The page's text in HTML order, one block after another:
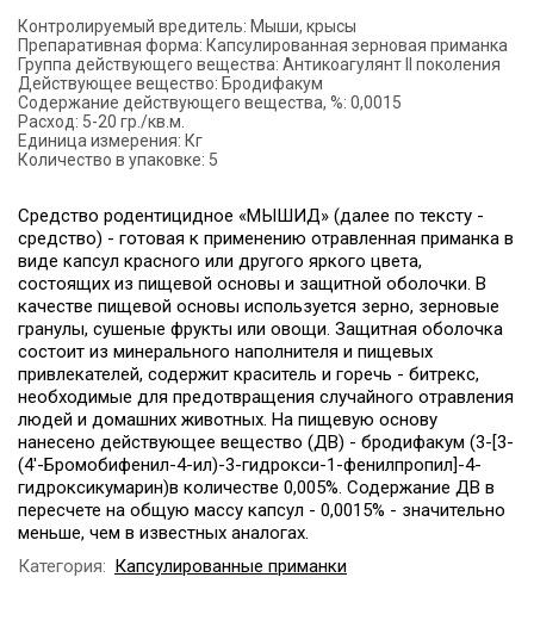
Контролируемый вредитель: Мыши, крысы
Препаративная форма: Капсулированная зерновая приманка
Группа действующего вещества: Антикоагулянт II поколения
Действующее вещество: Бродифакум
Содержание действующего вещества, %: 0,0015
Расход: 5-20 гр./кв.м.
Единица измерения: Кг
Количество в упаковке: 5
Средство родентицидное «МЫШИД» (далее по тексту -
средство) - готовая к применению отравленная приманка в
виде капсул красного или другого яркого цвета,
состоящих из пищевой основы и защитной оболочки. В
качестве пищевой основы используется зерно, зерновые
гранулы, сушеные фрукты или овощи. Защитная оболочка
состоит из минерального наполнителя и пищевых
привлекателей, содержит краситель и горечь - битрекс,
необходимые для предотвращения случайного отравления
людей и домашних животных. На пищевую основу
нанесено действующее вещество (ДВ) - бродифакум (3-[3-
(4'-Бромобифенил-4-ил)-3-гидрокси-1-фенилпропил]-4-
гидроксикумарин)в количестве 0,005%. Содержание ДВ в
пересчете на общую массу капсул - 0,0015% - значительно
меньше, чем в известных аналогах.
Категория: Капсулированные приманки